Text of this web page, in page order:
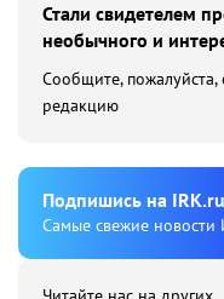
Стали свидетелем
необычного и
Сообщите, пожалуйста,
редакцию
Подпишиcь на
Cамые свежие новости